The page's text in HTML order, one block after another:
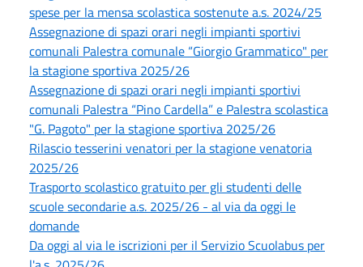
spese per la mensa scolastica sostenute a.s. 2024/25
Assegnazione di spazi orari negli impianti sportivi
comunali Palestra comunale “Giorgio Grammatico" per
la stagione sportiva 2025/26
Assegnazione di spazi orari negli impianti sportivi
comunali Palestra “Pino Cardella” e Palestra scolastica
"G. Pagoto" per la stagione sportiva 2025/26
Rilascio tesserini venatori per la stagione venatoria
2025/26
Trasporto scolastico gratuito per gli studenti delle
scuole secondarie a.s. 2025/26 - al via da oggi le
domande
Da oggi al via le iscrizioni per il Servizio Scuolabus per